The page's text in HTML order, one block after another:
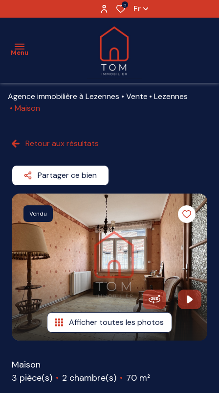
0 Fr
Menu
ESTIMATION
LOCATION
VENDU
PARTENAIRES
CONTACTER
Agence immobilière à Lezennes Vente
Lezennes
Maison
Retour aux résultats
Partager ce bien
Vendu
Afficher toutes les photos
Maison
3 pièce(s)
2 chambre(s)
70 m²